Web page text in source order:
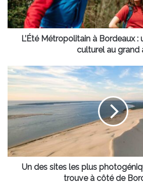
festival
estival
culturel
L’Été Métropolitain à Bordeaux
culturel au grand
Un
des
les
plus
photogéniques
France
se
trouveUn des sites les plus
trouve à côté de